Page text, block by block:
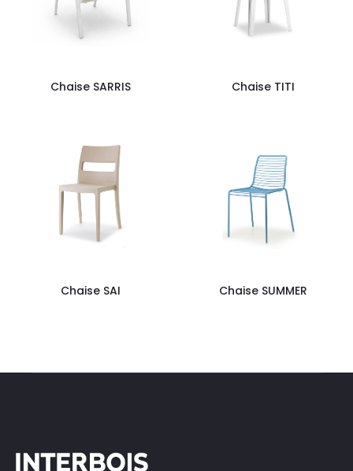
Chaise SARRIS Chaise TITI
Chaise SAI Chaise SUMMER